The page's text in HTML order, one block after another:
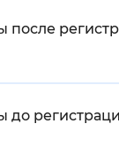
после
до